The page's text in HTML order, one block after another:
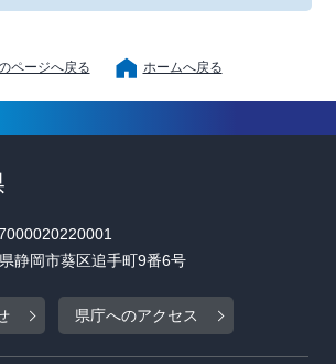
ページへ戻る ホームへ戻る
静岡市葵区追手町9番6号
県庁へのアクセス